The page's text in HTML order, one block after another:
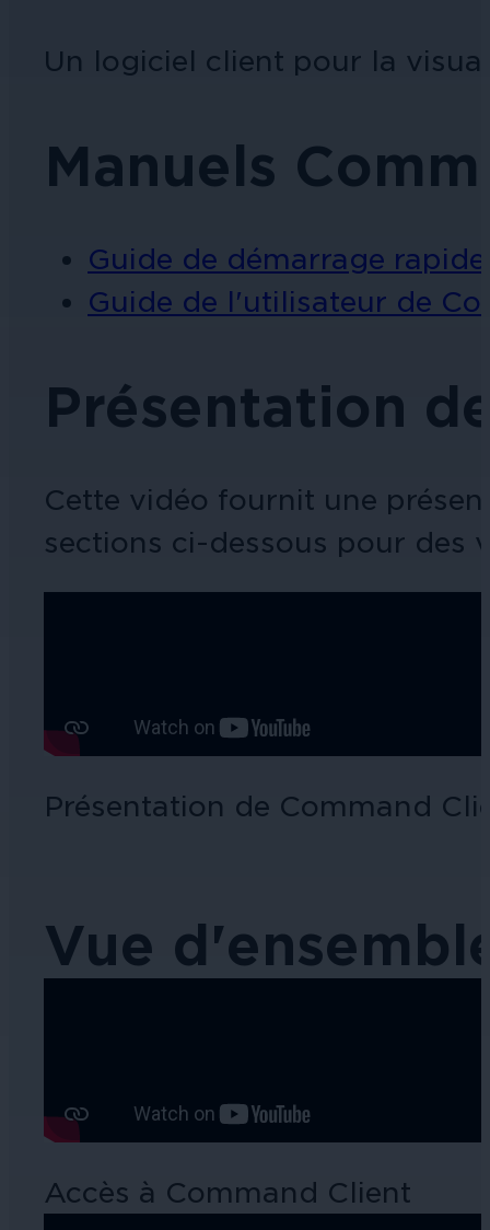
Un logiciel client pour la
Manuels
Guide de démarrage rapide
Guide de l'utilisateur de
Présentation
Cette vidéo fournit une
sections ci-dessous pour des
Présentation de Command
Vue
Accès à Command Client